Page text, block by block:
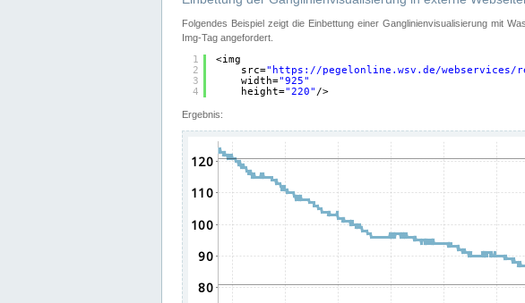
Folgendes Beispiel zeigt die Einbettung einer Ganglinienvisualisierung mit
Img-Tag angefordert.
1
2
3
4
<img
src=" https://pegelonline.wsv.de/webservices/
width="925"
height="220" />
Ergebnis: